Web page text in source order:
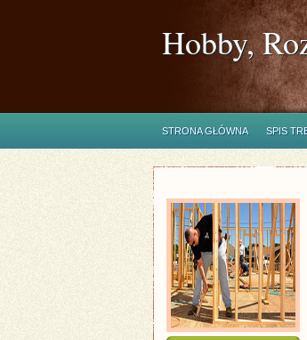
Hobby,
STRONA GŁÓWNA SPIS